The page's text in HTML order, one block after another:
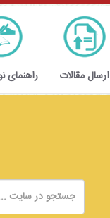
ارسال مقالات راهنمای